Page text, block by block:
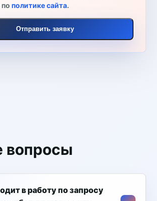
пополитике сайта.
Отправить заявку
вопросы
в работу по запросу